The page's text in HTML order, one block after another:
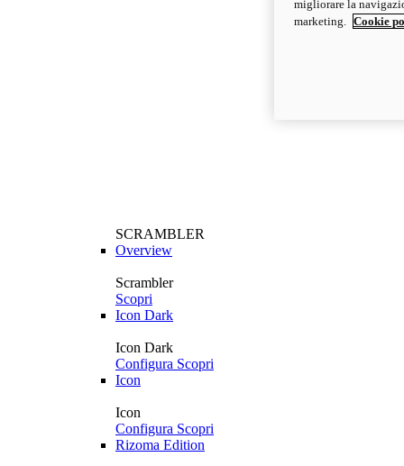
SCRAMBLER
Overview
Scrambler
Scopri
Icon Dark
Icon Dark
Configura Scopri
Icon
Icon
Configura Scopri
Rizoma Edition
migliorare la
marketing.
Cookie